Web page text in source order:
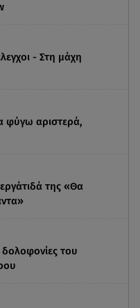
- Στη μάχη
φύγω αριστερά,
της «Θα
του